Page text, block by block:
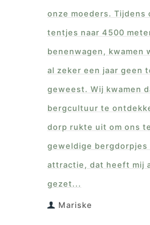
onze moeders. Tijdens
tentjes naar 4500
benenwagen, kwamen
al zeker een jaar geen
geweest. Wij kwamen
bergcultuur te
dorp rukte uit om ons
geweldige bergdorpjes
attractie, dat heeft mij
gezet...
Mariske